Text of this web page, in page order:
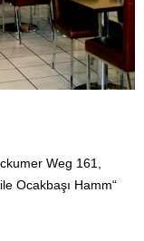
Weg 161,
Ocakbaşı Hamm“